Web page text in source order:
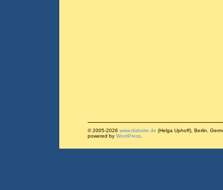
© 2005-2026 www.diabsite.de (Helga Uphoff), Berlin,
powered by WordPress.